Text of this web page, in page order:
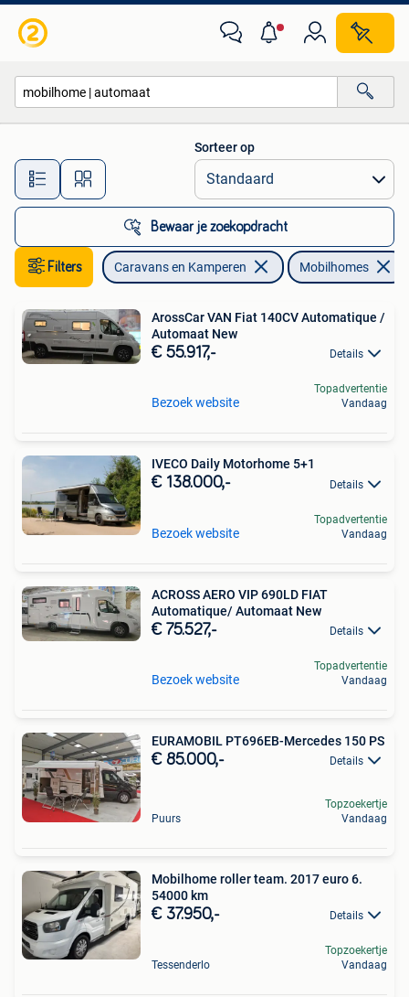
Alle afstanden…
Sorteer op
Bewaar je zoekopdracht
Filters Caravans en Kamperen Mobilhomes
ArossCar VAN Fiat 140CV Automatique /
Automaat New
€ 55.917,- Details
Bezoek website
Topadvertentie
Vandaag
IVECO Daily Motorhome 5+1
€ 138.000,- Details
Bezoek website
Topadvertentie
Vandaag
ACROSS AERO VIP 690LD FIAT
Automatique/ Automaat New
€ 75.527,- Details
Bezoek website
Topadvertentie
Vandaag
EURAMOBIL PT696EB-Mercedes 150 PS
€ 85.000,- Details
Puurs
Topzoekertje
Vandaag
Mobilhome roller team. 2017 euro 6.
54000 km
€ 37.950,- Details
Tessenderlo
Topzoekertje
Vandaag